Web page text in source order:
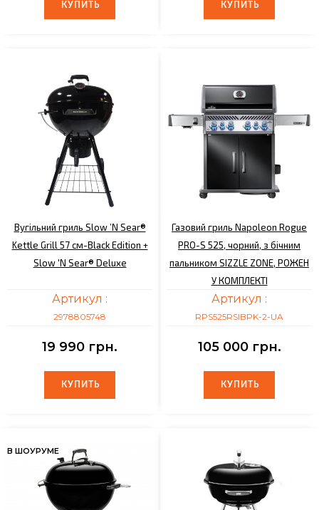
КУПИТЬ
КУПИТЬ КУПИТЬ
КУПИТЬ
Вугільний гриль Slow ’N Sear®
Kettle Grill 57 см-Black Edition +
Slow 'N Sear® Deluxe
Артикул :
2978805748
19 990 грн.
КУПИТЬ
КУПИТЬ
Газовий гриль Napoleon Rogue
PRO-S 525, чорний, з бічним
пальником SIZZLE ZONE, РОЖЕН
У КОМПЛЕКТІ
Артикул :
RPS525RSIBPK-2-UA
105 000 грн.
КУПИТЬ
КУПИТЬ
В ШОУРУМЕ